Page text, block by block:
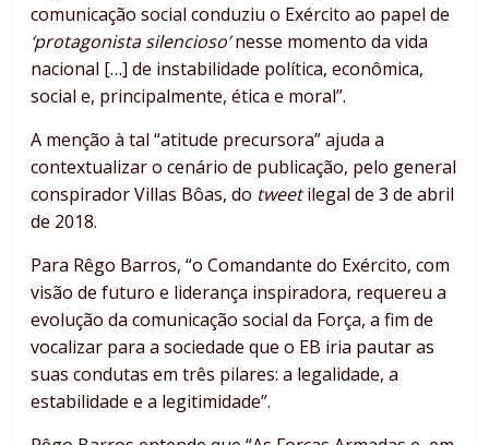
comunicação social conduziu o Exército ao papel de
‘protagonista silencioso’nesse momento da vida
nacional […] de instabilidade política, econômica,
social e, principalmente, ética e moral”.
A menção à tal “atitude precursora” ajuda a
contextualizar o cenário de publicação, pelo general
conspirador Villas Bôas, do tweetilegal de 3 de abril
de 2018.
Para Rêgo Barros, “o Comandante do Exército, com
visão de futuro e liderança inspiradora, requereu a
evolução da comunicação social da Força, a fim de
vocalizar para a sociedade que o EB iria pautar as
suas condutas em três pilares: a legalidade, a
estabilidade e a legitimidade”.